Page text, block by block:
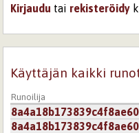
Kirjaudu tai rekisteröidy
Käyttäjän kaikki
Runoilija